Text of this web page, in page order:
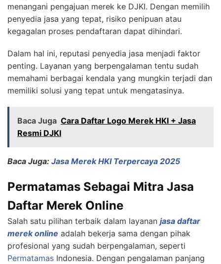
menangani pengajuan merek ke DJKI. Dengan memilih
penyedia jasa yang tepat, risiko penipuan atau
kegagalan proses pendaftaran dapat dihindari.
Dalam hal ini, reputasi penyedia jasa menjadi faktor
penting. Layanan yang berpengalaman tentu sudah
memahami berbagai kendala yang mungkin terjadi dan
memiliki solusi yang tepat untuk mengatasinya.
Baca Juga Cara Daftar Logo Merek HKI + Jasa
Resmi DJKI
Baca Juga: Jasa Merek HKI Terpercaya 2025
Permatamas Sebagai Mitra Jasa
Daftar Merek Online
Salah satu pilihan terbaik dalam layanan jasa daftar
merek online adalah bekerja sama dengan pihak
profesional yang sudah berpengalaman, seperti
Permatamas Indonesia. Dengan pengalaman panjang